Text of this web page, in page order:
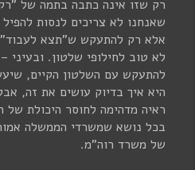
רק שזו אינה כתבה בתמה של
שאנחנו לא צריכים לנסות
אלא רק להתעקש ש"תצא
לא טוב לחילופי שלטון. ובעיני
להתעקש עם השלטון הקיים,
היא איך בדיוק עושים את זה,
ראיה מדהימה לחוסר היכולת
בכל נושא שמשרדי הממשלה
של משרד רוה"מ.